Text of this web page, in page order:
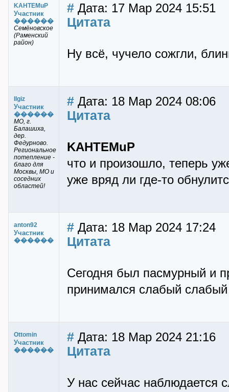
KAHTEMuP
Участник
������
Семёновское
(Раменский
район)
# Дата: 17 Мар 2024 15:51
Цитата
Ну всё, чучело сожгли,
Ilgiz
Участник
������
МО, г.
Балашиха,
дер.
Федурново.
Региональное
потепление -
благо для
Москвы, МО и
соседних
областей!
# Дата: 18 Мар 2024 08:06
Цитата
KAHTEMuP
что и произошло, теперь
уже вряд ли где-то
anton92
Участник
������
# Дата: 18 Мар 2024 17:24
Цитата
Сегодня был пасмурный и
принимался слабый
Ottomin
Участник
������
# Дата: 18 Мар 2024 21:16
Цитата
У нас сейчас наблюдается